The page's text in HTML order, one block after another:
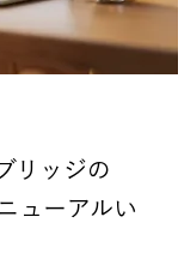
リッジの
ューアルい